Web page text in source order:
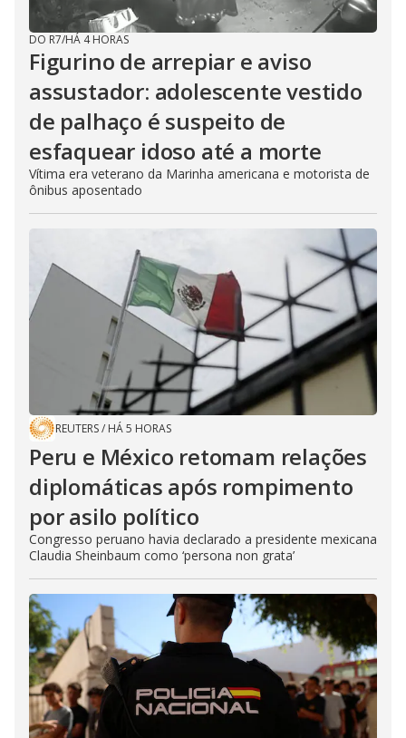
DO R7/HÁ 4 HORAS
Figurino de arrepiar e aviso
assustador: adolescente vestido
de palhaço é suspeito de
esfaquear idoso até a morte
Vítima era veterano da Marinha americana e motorista de
ônibus aposentado
REUTERS/ HÁ 5 HORAS
Peru e México retomam relações
diplomáticas após rompimento
por asilo político
Congresso peruano havia declarado a presidente mexicana
Claudia Sheinbaum como ‘persona non grata’